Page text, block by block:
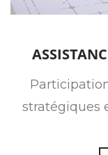
stratégiques